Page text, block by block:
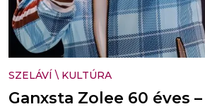
SZELÁVÍ \ KULTÚRA
Ganxsta Zolee 60 éves